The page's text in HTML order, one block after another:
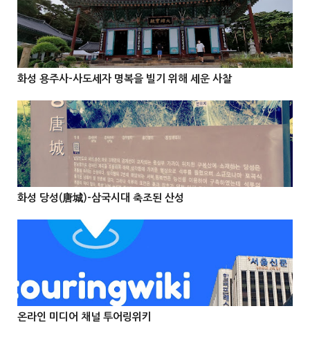
 

화성 용주사-사도세자 명복을 빌기 위해 세운 사찰
 

@Info
화성 당성(唐城)-삼국시대 축조된 산성
 

@Info
온라인 미디어 채널 투어링위키